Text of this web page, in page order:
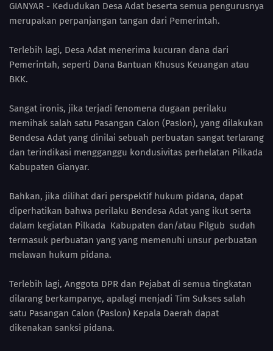
GIANYAR - Kedudukan Desa Adat beserta semua pengurusnya
merupakan perpanjangan tangan dari Pemerintah.
Terlebih lagi, Desa Adat menerima kucuran dana dari
Pemerintah, seperti Dana Bantuan Khusus Keuangan atau
BKK.
Sangat ironis, jika terjadi fenomena dugaan perilaku
memihak salah satu Pasangan Calon (Paslon), yang dilakukan
Bendesa Adat yang dinilai sebuah perbuatan sangat terlarang
dan terindikasi mengganggu kondusivitas perhelatan Pilkada
Kabupaten Gianyar.
Bahkan, jika dilihat dari perspektif hukum pidana, dapat
diperhatikan bahwa perilaku Bendesa Adat yang ikut serta
dalam kegiatan Pilkada Kabupaten dan/atau Pilgub sudah
termasuk perbuatan yang yang memenuhi unsur perbuatan
melawan hukum pidana.
Terlebih lagi, Anggota DPR dan Pejabat di semua tingkatan
dilarang berkampanye, apalagi menjadi Tim Sukses salah
satu Pasangan Calon (Paslon) Kepala Daerah dapat
dikenakan sanksi pidana.